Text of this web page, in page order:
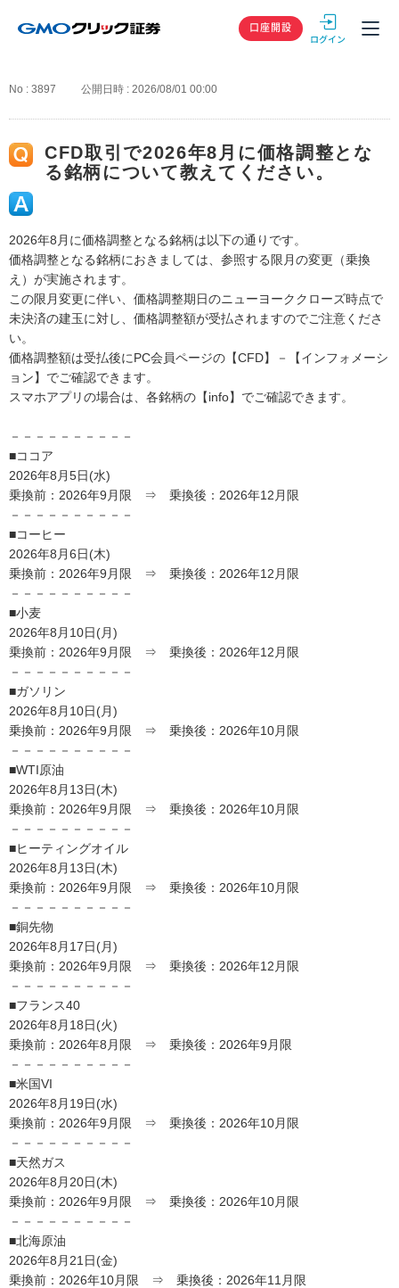
GMOクリック
口座開設
No : 3897 公開日時 : 2026/08/01 00:00
CFD取引で2026年8月に価格調整とな
る銘柄について教えてください。
2026年8月に価格調整となる銘柄は以下の通りです。
価格調整となる銘柄におきましては、参照する限月の変更（乗換
え）が実施されます。
この限月変更に伴い、価格調整期日のニューヨーククローズ時点で
未決済の建玉に対し、価格調整額が受払されますのでご注意くださ
い。
価格調整額は受払後にPC会員ページの【CFD】－【インフォメーシ
ョン】でご確認できます。
スマホアプリの場合は、各銘柄の【info】でご確認できます。
－－－－－－－－－－
■ココア
2026年8月5日(水)
乗換前：2026年9月限 ⇒ 乗換後：2026年12月限
－－－－－－－－－－
■コーヒー
2026年8月6日(木)
乗換前：2026年9月限 ⇒ 乗換後：2026年12月限
－－－－－－－－－－
■小麦
2026年8月10日(月)
乗換前：2026年9月限 ⇒ 乗換後：2026年12月限
－－－－－－－－－－
■ガソリン
2026年8月10日(月)
乗換前：2026年9月限 ⇒ 乗換後：2026年10月限
－－－－－－－－－－
■WTI原油
2026年8月13日(木)
乗換前：2026年9月限 ⇒ 乗換後：2026年10月限
－－－－－－－－－－
■ヒーティングオイル
2026年8月13日(木)
乗換前：2026年9月限 ⇒ 乗換後：2026年10月限
－－－－－－－－－－
■銅先物
2026年8月17日(月)
乗換前：2026年9月限 ⇒ 乗換後：2026年12月限
－－－－－－－－－－
■フランス40
2026年8月18日(火)
乗換前：2026年8月限 ⇒ 乗換後：2026年9月限
－－－－－－－－－－
■米国VI
2026年8月19日(水)
乗換前：2026年9月限 ⇒ 乗換後：2026年10月限
－－－－－－－－－－
■天然ガス
2026年8月20日(木)
乗換前：2026年9月限 ⇒ 乗換後：2026年10月限
－－－－－－－－－－
■北海原油
2026年8月21日(金)
乗換前：2026年10月限 ⇒ 乗換後：2026年11月限